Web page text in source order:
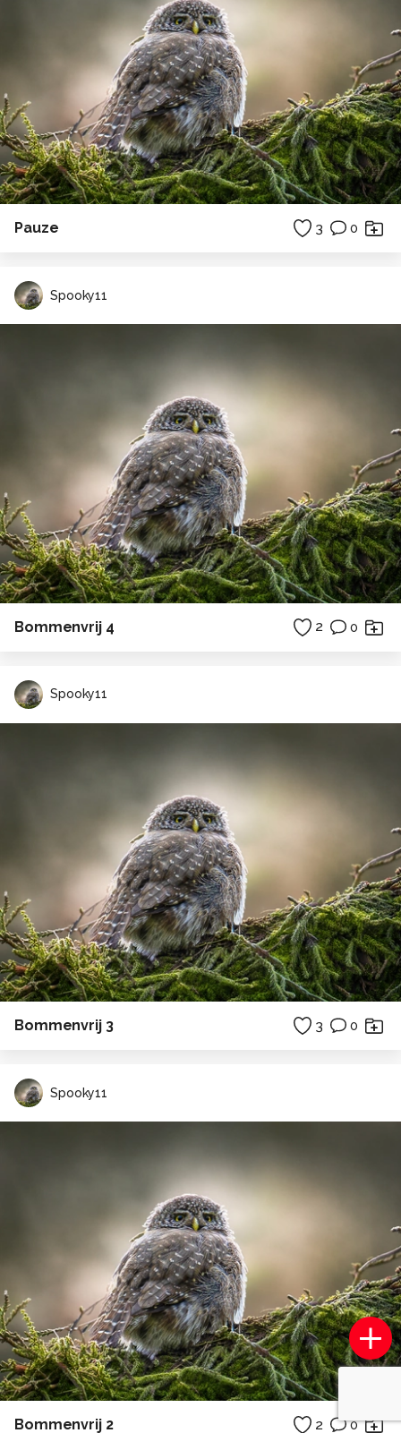
Pauze 3 0
Spooky11
Bommenvrij 4 2 0
Spooky11
Bommenvrij 3 3 0
Spooky11
Bommenvrij 2 2 0